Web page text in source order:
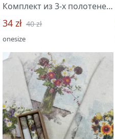
Комплект из 3-х полотенец 45*60 "Гуси"
34 zł 40 zł
onesize